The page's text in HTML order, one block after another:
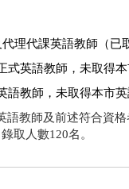
理代課英語教師（已
式英語教師，未取得
語教師，未取得本市
語教師及前述符合資
取人數120名。